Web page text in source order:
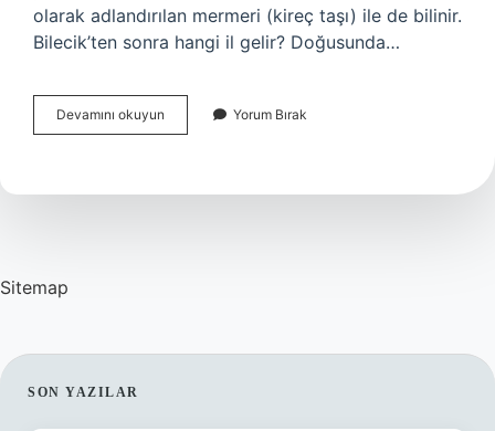
olarak adlandırılan mermeri (kireç taşı) ile de bilinir.
Bilecik’ten sonra hangi il gelir? Doğusunda…
Devamını okuyun
Şehri
Yorum Bırak
Sitemap
SIDEBAR
SON YAZILAR